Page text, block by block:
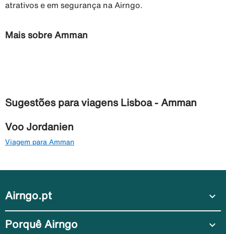
atrativos e em segurança na Airngo.
Mais sobre Amman
Sugestões para viagens Lisboa - Amman
Voo Jordanien
Viagem para Amman
Airngo.pt expand_more
Porquê Airngo expand_more